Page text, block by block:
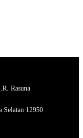
Rasuna
Selatan 12950